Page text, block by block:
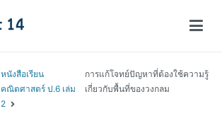
หนังสือเรียน
คณิตศาสตร์ ป.6 เล่ม
2
การแก้โจทย์ปัญหาที่ต้องใช้ความรู้
เกี่ยวกับพื้นที่ของวงกลม